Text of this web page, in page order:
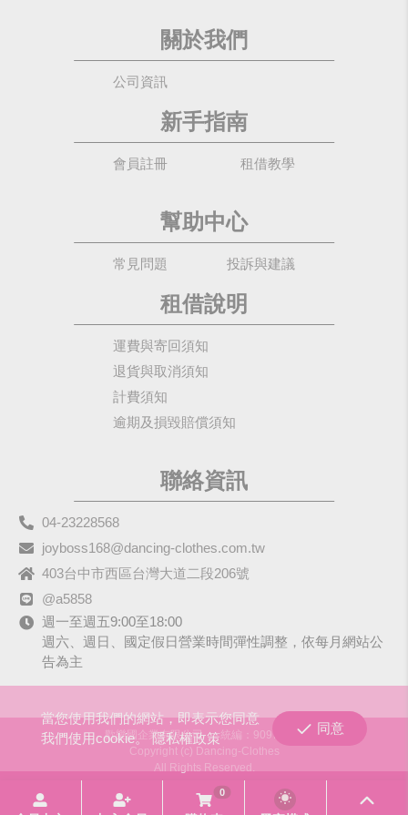
關於我們
公司資訊
新手指南
會員註冊 租借教學
幫助中心
常見問題 投訴與建議
租借說明
運費與寄回須知
退貨與取消須知
計費須知
逾期及損毀賠償須知
聯絡資訊
04-23228568
joyboss168@dancing-clothes.com.tw
403台中市西區台灣大道二段206號
@a5858
週一至週五9:00至18:00
週六、週日、國定假日營業時間彈性調整，依每月網站公
告為主
歡樂國企業有限公司
統編：90979680
Copyright (c) Dancing-Clothes
All Rights Reserved.
當您使用我們的網站，即表示您同意
我們使用cookie。隱私權政策
同意
0